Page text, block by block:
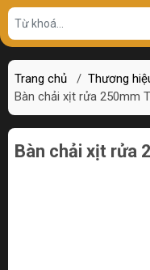
Trang chủ / Thương
Bàn chải xịt rửa 250mm
Giá bán
Bàn chải xịt rửa